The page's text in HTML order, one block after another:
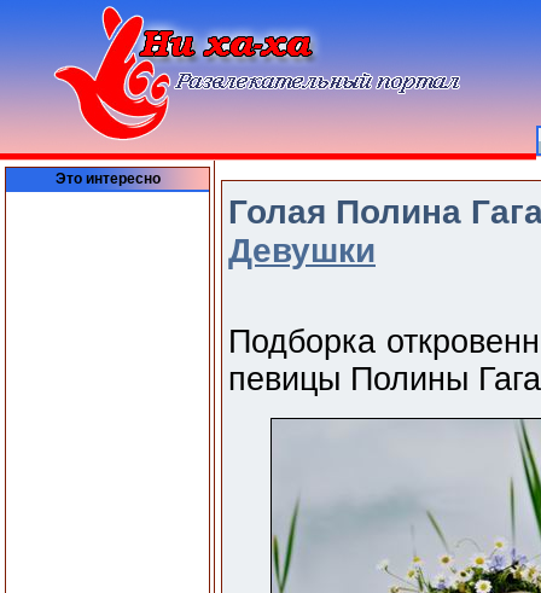
Это интересно
Голая Полина
Девушки
Подборка
певицы Полины